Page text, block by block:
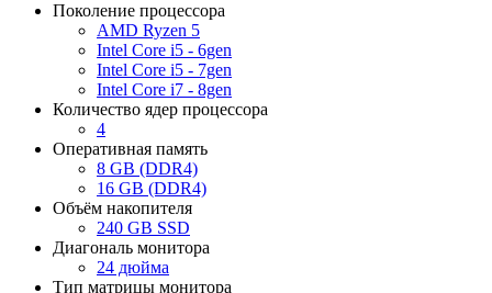
Поколение процессора
AMD Ryzen 5
Intel Core i5 - 6gen
Intel Core i5 - 7gen
Intel Core i7 - 8gen
Количество ядер процессора
4
Оперативная память
8 GB (DDR4)
16 GB (DDR4)
Объём накопителя
240 GB SSD
Диагональ монитора
24 дюйма
Тип матрицы монитора